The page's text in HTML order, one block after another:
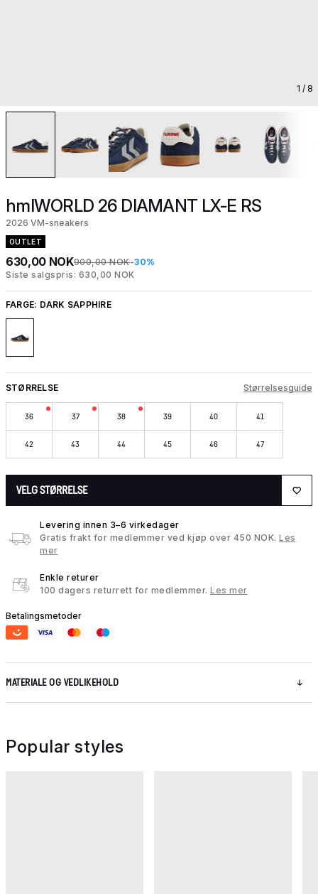
1 / 8
hmlWORLD 26 DIAMANT LX-E RS
2026 VM-sneakers
OUTLET
630,00 NOK900,00 NOK-30%
Siste salgspris: 630,00 NOK
FARGE: DARK SAPPHIRE
STØRRELSE Størrelsesguide
36 37 38 39 40 41
42 43 44 45 46 47
VELG STØRRELSE
Levering innen 3–6 virkedager
Gratis frakt for medlemmer ved kjøp over 450 NOK. Les
mer
Enkle returer
100 dagers returrett for medlemmer. Les mer
Betalingsmetoder
MATERIALE OG VEDLIKEHOLD
Popular styles